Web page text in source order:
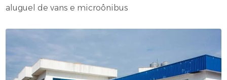
aluguel de vans e microônibus